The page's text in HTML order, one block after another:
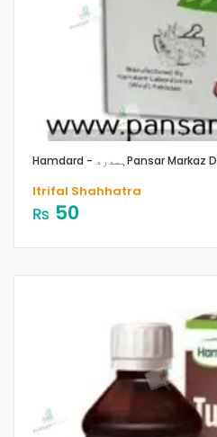
Hamdard - ہمدرد
Itrifal Shahhatra
₨ 50